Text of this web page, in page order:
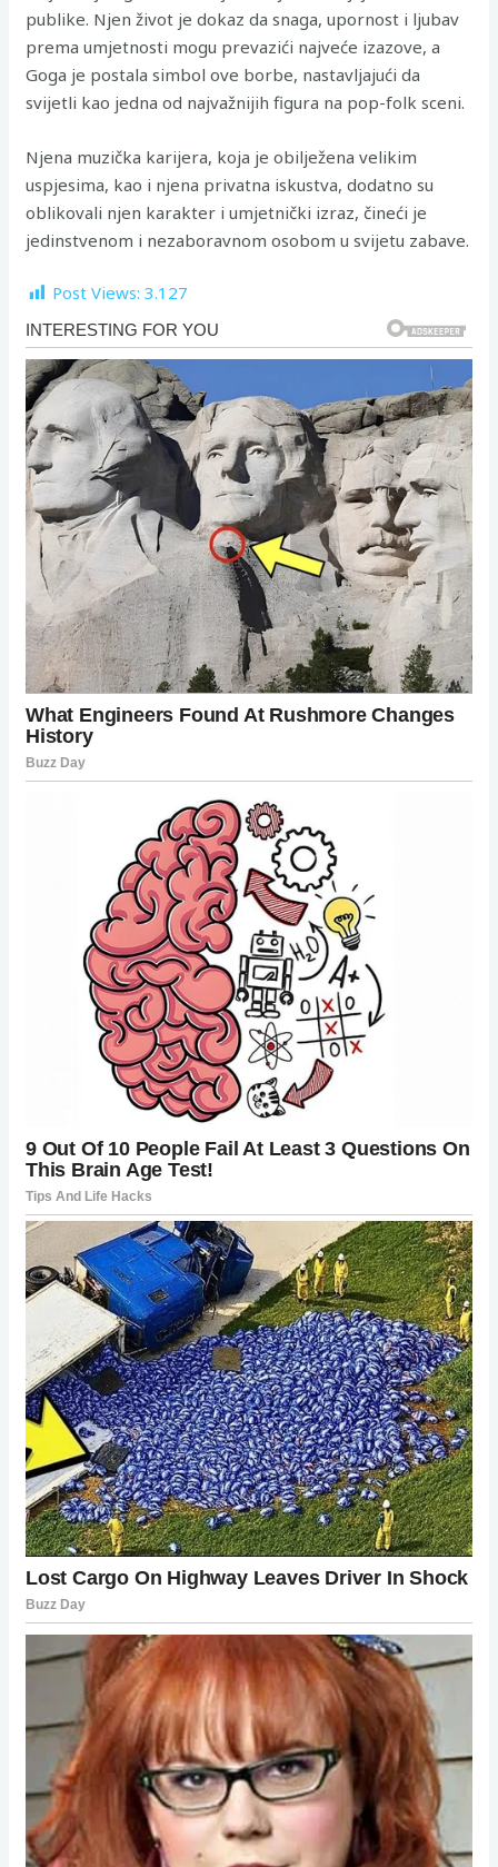
publike. Njen život je dokaz da snaga, upornost i ljubav
prema umjetnosti mogu prevazići najveće izazove, a
Goga je postala simbol ove borbe, nastavljajući da
svijetli kao jedna od najvažnijih figura na pop-folk sceni.
Njena muzička karijera, koja je obilježena velikim
uspjesima, kao i njena privatna iskustva, dodatno su
oblikovali njen karakter i umjetnički izraz, čineći je
jedinstvenom i nezaboravnom osobom u svijetu zabave.
Post Views: 3.127